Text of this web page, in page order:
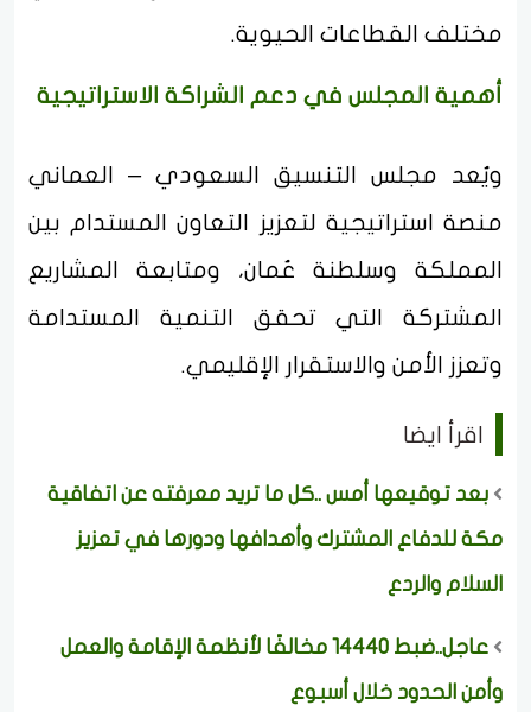
مختلف القطاعات الحيوية.
أهمية المجلس في دعم الشراكة الاستراتيجية
ويُعد مجلس التنسيق السعودي – العماني
منصة استراتيجية لتعزيز التعاون المستدام بين
المملكة وسلطنة عُمان، ومتابعة المشاريع
المشتركة التي تحقق التنمية المستدامة
وتعزز الأمن والاستقرار الإقليمي.
اقرأ ايضا
بعد توقيعها أمس ..كل ما تريد معرفته عن اتفاقية
مكة للدفاع المشترك وأهدافها ودورها في تعزيز
السلام والردع
عاجل..ضبط 14440 مخالفًا لأنظمة الإقامة والعمل
وأمن الحدود خلال أسبوع